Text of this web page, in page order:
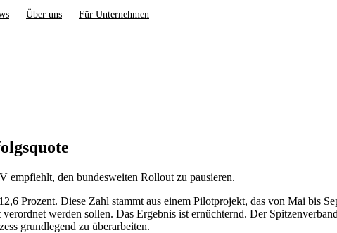
Über uns Für Unternehmen
den bundesweiten Rollout zu pausieren.
Prozent. Diese Zahl stammt aus einem Pilotprojekt, das von Mai bis
werden sollen. Das Ergebnis ist ernüchternd. Der
grundlegend zu überarbeiten.